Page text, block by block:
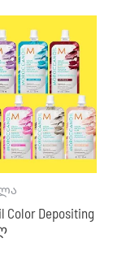
Color Depositing